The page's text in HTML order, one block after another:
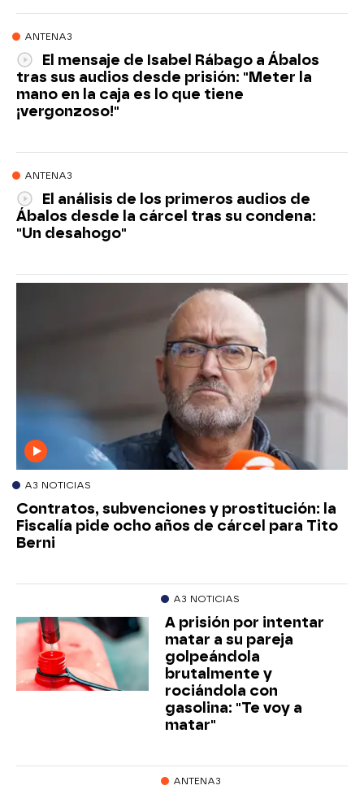
ANTENA3
El mensaje de Isabel Rábago a Ábalos
tras sus audios desde prisión: "Meter la
mano en la caja es lo que tiene
¡vergonzoso!"
ANTENA3
El análisis de los primeros audios de
Ábalos desde la cárcel tras su condena:
"Un desahogo"
A3 NOTICIAS
Contratos, subvenciones y prostitución: la
Fiscalía pide ocho años de cárcel para Tito
Berni
A3 NOTICIAS
A prisión por intentar
matar a su pareja
golpeándola
brutalmente y
rociándola con
gasolina: "Te voy a
matar"
ANTENA3